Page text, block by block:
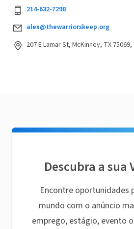
214-632-7298
alex@thewarriorskeep.org
207 E Lamar St, McKinney, TX 75069,
Descubra a sua
Encontre oportunidades
mundo com o anúncio
emprego, estágio, evento